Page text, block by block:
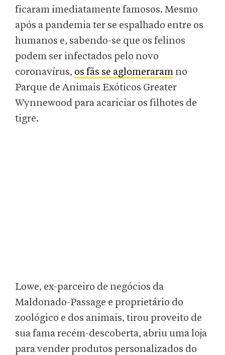
ficaram imediatamente famosos. Mesmo
após a pandemia ter se espalhado entre os
humanos e, sabendo-se que os felinos
podem ser infectados pelo novo
coronavírus, os fãs se aglomeraram no
Parque de Animais Exóticos Greater
Wynnewood para acariciar os filhotes de
tigre.
Lowe, ex-parceiro de negócios da
Maldonado-Passage e proprietário do
zoológico e dos animais, tirou proveito de
sua fama recém-descoberta, abriu uma loja
para vender produtos personalizados do